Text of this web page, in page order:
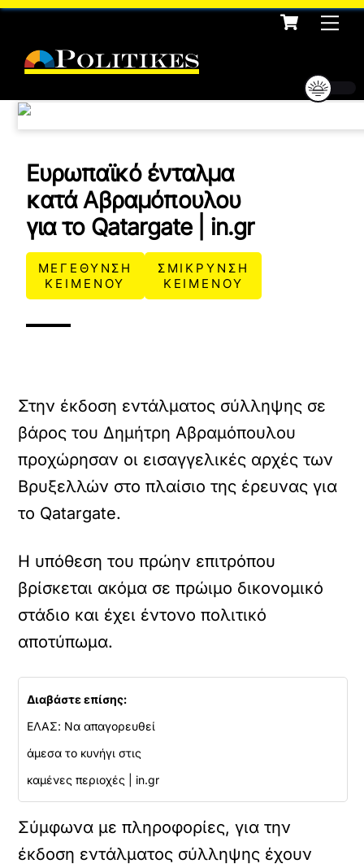
Skip
content
Cart
Ευρωπαϊκό ένταλμα
κατά Αβραμόπουλου
για το Qatargate | in.gr
ΜΕΓΕΘΥΝΣΗ
ΚΕΙΜΕΝΟΥ
ΣΜΙΚΡΥΝΣΗ
ΚΕΙΜΕΝΟΥ
Στην έκδοση εντάλματος σύλληψης σε
βάρος του Δημήτρη Αβραμόπουλου
προχώρησαν οι εισαγγελικές αρχές των
Βρυξελλών στο πλαίσιο της έρευνας για
το Qatargate.
Η υπόθεση του πρώην επιτρόπου
βρίσκεται ακόμα σε πρώιμο δικονομικό
στάδιο και έχει έντονο πολιτικό
αποτύπωμα.
Διαβάστε επίσης:
ΕΛΑΣ: Να απαγορευθεί
άμεσα το κυνήγι στις
καμένες περιοχές | in.gr
Σύμφωνα με πληροφορίες, για την
έκδοση εντάλματος σύλληψης έχουν